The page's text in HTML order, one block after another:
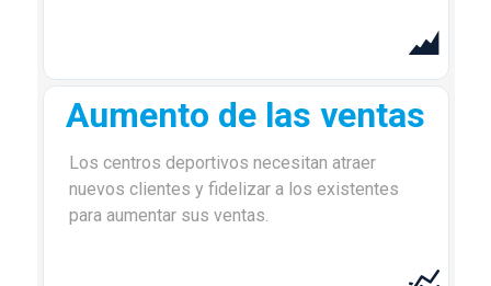
Aumento de las ventas
Los centros deportivos necesitan atraer
nuevos clientes y fidelizar a los existentes
para aumentar sus ventas.